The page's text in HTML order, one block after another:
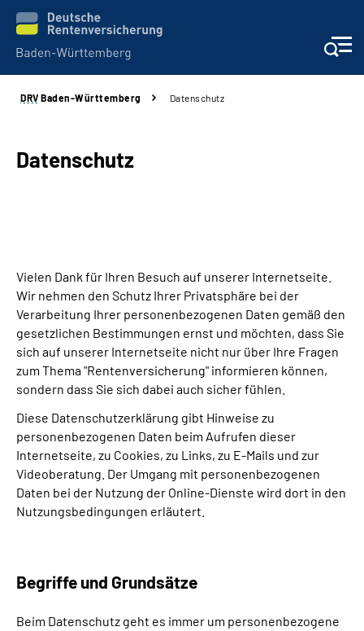
Beratung und Kontakt
Kunden
Presse
Über uns
Inhalte in Gebärdensprache (DGS)
Leichte Sprache
Suche
DRV Baden-Württemberg Datenschutz
Datenschutz
Vielen Dank für Ihren Besuch auf unserer Internetseite.
Wir nehmen den Schutz Ihrer Privatsphäre bei der
Verarbeitung Ihrer personenbezogenen Daten gemäß den
gesetzlichen Bestimmungen ernst und möchten, dass Sie
sich auf unserer Internetseite nicht nur über Ihre Fragen
zum Thema "Rentenversicherung" informieren können,
sondern dass Sie sich dabei auch sicher fühlen.
Diese Datenschutzerklärung gibt Hinweise zu
personenbezogenen Daten beim Aufrufen dieser
Internetseite, zu Cookies, zu Links, zu E-Mails und zur
Videoberatung. Der Umgang mit personenbezogenen
Daten bei der Nutzung der Online-Dienste wird dort in den
Nutzungsbedingungen erläutert.
Begriffe und Grundsätze
Beim Datenschutz geht es immer um personenbezogene